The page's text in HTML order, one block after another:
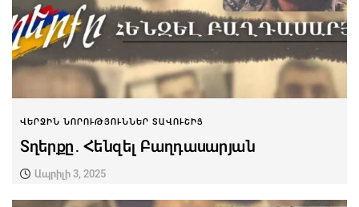
ՎԵՐՋԻՆ ՆՈՐՈՒԹՅՈՒՆՆԵՐ ՏԱՎՈՒՇԻՑ
Տղերքը․ Հենզել Բաղդասարյան
Ապրիլի 3, 2025